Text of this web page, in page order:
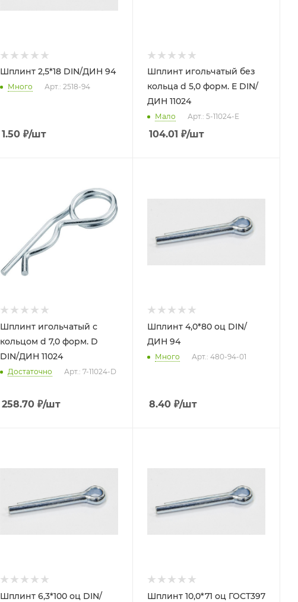
Шплинт 2,5*18 DIN/ДИН 94
Много Арт.: 2518-94
1.50₽/шт
Шплинт игольчатый без
кольца d 5,0 форм. Е DIN/
ДИН 11024
Мало Арт.: 5-11024-E
104.01 ₽/шт
Шплинт игольчатый с
кольцом d 7,0 форм. D
DIN/ДИН 11024
Достаточно Арт.: 7-11024-D
258.70₽/шт
Шплинт 4,0*80 оц DIN/
ДИН 94
Много Арт.: 480-94-01
8.40₽/шт
Шплинт 6,3*100 оц DIN/
Шплинт 10,0*71 оц ГОСТ397